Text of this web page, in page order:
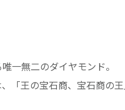
一無二のダイヤモンド。
「王の宝石商、宝石商の